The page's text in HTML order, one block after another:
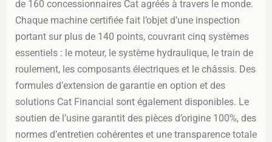
de 160 concessionnaires Cat agréés à travers le monde.
Chaque machine certifiée fait l’objet d’une inspection
portant sur plus de 140 points, couvrant cinq systèmes
essentiels : le moteur, le système hydraulique, le train de
roulement, les composants électriques et le châssis. Des
formules d’extension de garantie en option et des
solutions Cat Financial sont également disponibles. Le
soutien de l’usine garantit des pièces d’origine 100%, des
normes d’entretien cohérentes et une transparence totale